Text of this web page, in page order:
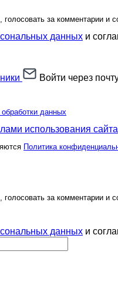
за комментарии и
данных и
Войти через
данных
использования сайта
Политика
за комментарии и
данных и